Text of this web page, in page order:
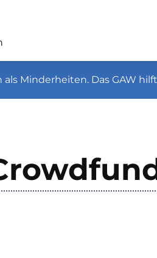
Minderheiten. Das GAW